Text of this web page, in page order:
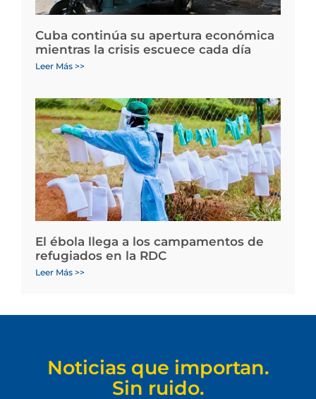
Cuba continúa su apertura económica
mientras la crisis escuece cada día
Leer Más >>
El ébola llega a los campamentos de
refugiados en la RDC
Leer Más >>
Noticias que importan.
Sin ruido.